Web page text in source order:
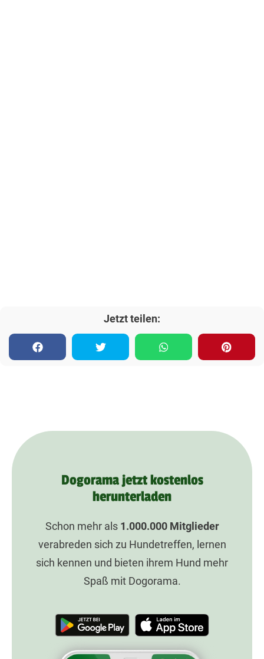
Jetzt teilen:
Dogorama jetzt kostenlos
herunterladen
Schon mehr als 1.000.000Mitglieder
verabreden sich zu Hundetreffen, lernen
sich kennen und bieten ihrem Hund mehr
Spaß mit Dogorama.